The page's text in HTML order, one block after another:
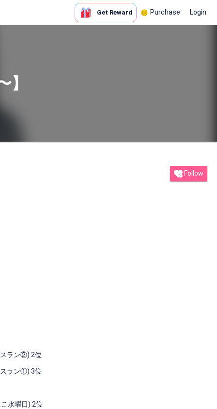
Get Reward Purchase Login
Follow
スラン②) 2位
スラン①) 3位
水曜日) 2位